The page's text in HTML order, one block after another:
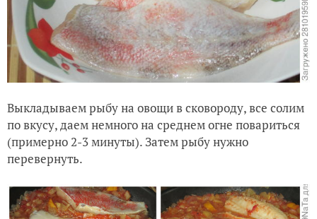
Выкладываем рыбу на овощи в сковороду, все солим
по вкусу, даем немного на среднем огне повариться
(примерно 2-3 минуты). Затем рыбу нужно
перевернуть.